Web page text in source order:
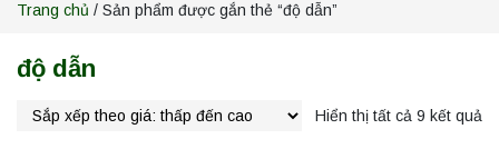
Trang chủ / Sản phẩm được gắn thẻ “độ dẫn”
độ dẫn
Hiển thị tất cả 9 kết quả